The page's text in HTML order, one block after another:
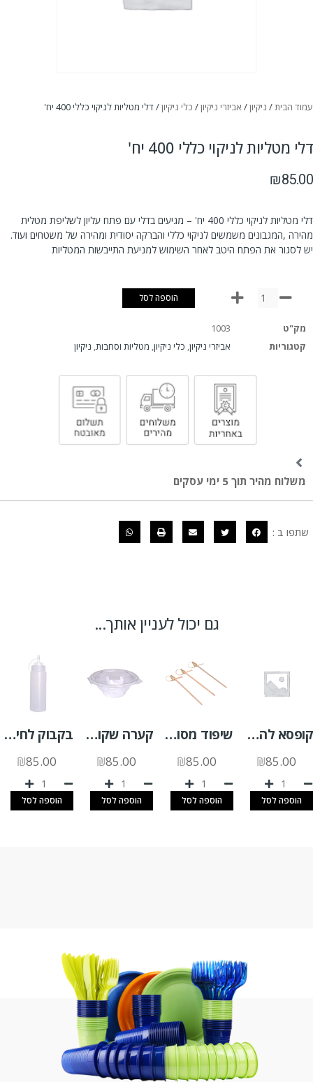
עמוד הבית/ ניקיון/ אביזרי ניקיון/ כלי ניקיון/ דלי מטליות לניקוי כללי 400 יח'
דלי מטליות לניקוי כללי 400 יח'
₪85.00
דלי מטליות לניקוי כללי 400 יח' – מגיעים בדלי עם פתח עליון לשליפת מטלית
מהירה ,המגבונים משמשים לניקוי כללי והברקה יסודית ומהירה של משטחים ועוד.
יש לסגור את הפתח היטב לאחר השימוש למניעת התייבשות המטליות
הוספה לסל
מק"ט
1003
קטגוריות
אביזרי ניקיון כלי ניקיון מטליות וסחבות ניקיון
משלוח מהיר תוך 5 ימי עסקים
שתפו ב :
גם יכול לעניין אותך...
קופסא להמבורגר קנה סוכר 500 יח'
₪85.00
הוספה לסל
שיפוד מסולסל 12 ס"מ 100 יח'
₪85.00
הוספה לסל
קערה שקופה SLR 500 +מכסה צמוד 300 יח'
₪85.00
הוספה לסל
בקבוק לחיץ 750 מ"ל
₪85.00
הוספה לסל